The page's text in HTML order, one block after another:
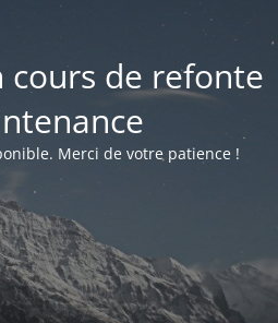
cours de refonte
Merci de votre patience !